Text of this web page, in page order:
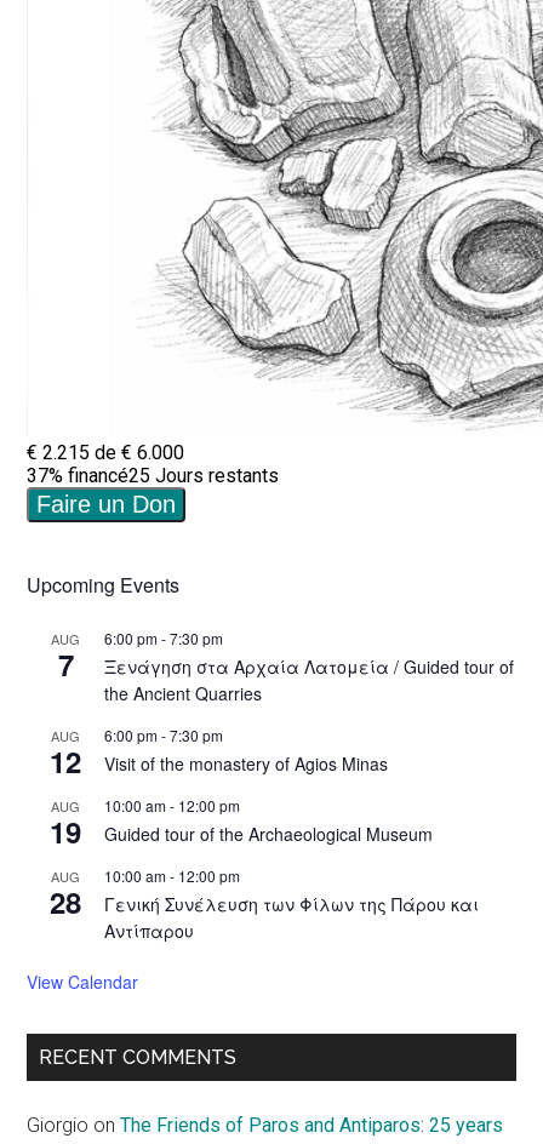
Upcoming Events
AUG
7
6:00 pm-7:30 pm
Ξενάγηση στα Αρχαία Λατομεία / Guided tour of
the Ancient Quarries
AUG
12
6:00 pm-7:30 pm
Visit of the monastery of Agios Minas
AUG
19
10:00 am- 12:00 pm
Guided tour of the Archaeological Museum
AUG
28
10:00 am- 12:00 pm
Γενική Συνέλευση των Φίλων της Πάρου και
Αντίπαρου
View Calendar
RECENT COMMENTS
Giorgio onThe Friends of Paros and Antiparos: 25 years